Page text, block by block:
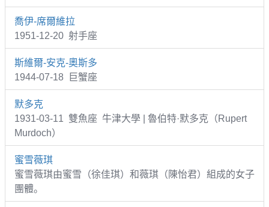
喬伊-席爾維拉
1951-12-20 射手座
斯維爾-安克-奧斯多
1944-07-18 巨蟹座
默多克
1931-03-11 雙魚座 牛津大學 | 魯伯特·默多克（Rupert
Murdoch）
蜜雪薇琪
蜜雪薇琪由蜜雪（徐佳琪）和薇琪（陳怡君）組成的女子
團體。